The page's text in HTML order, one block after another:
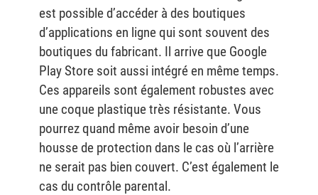
est possible d’accéder à des boutiques
d’applications en ligne qui sont souvent des
boutiques du fabricant. Il arrive que Google
Play Store soit aussi intégré en même temps.
Ces appareils sont également robustes avec
une coque plastique très résistante. Vous
pourrez quand même avoir besoin d’une
housse de protection dans le cas où l’arrière
ne serait pas bien couvert. C’est également le
cas du contrôle parental.